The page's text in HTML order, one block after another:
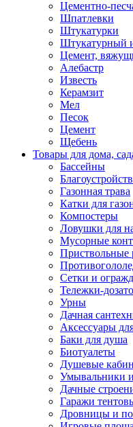
Цементно-
Шпатлевки
Штукатурки
Штукатурный
Цемент,
Алебастр
Известь
Керамзит
Мел
Песок
Цемент
Щебень
Товары для дома,
Бассейны
Газонная трава
Катки для
Компостеры
Ловушки для
Мусорные
Приствольные
Сетки и
Тележки-
Урны
Дачная
Аксессуары
Баки для душа
Биотуалеты
Душевые
Умывальники
Дачные
Гаражи
Дровницы и